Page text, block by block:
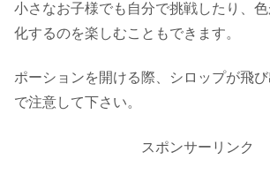
小さなお子様でも自分で挑戦したり、
化するのを楽しむこともできます。
ポーションを開ける際、シロップが飛
で注意して下さい。
スポンサーリンク